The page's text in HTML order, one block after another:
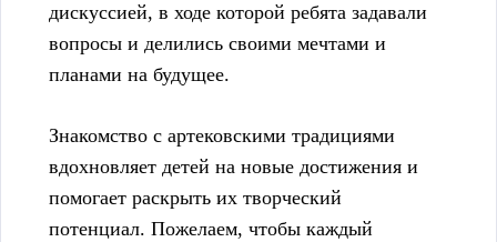
дискуссией, в ходе которой ребята задавали
вопросы и делились своими мечтами и
планами на будущее.
Знакомство с артековскими традициями
вдохновляет детей на новые достижения и
помогает раскрыть их творческий
потенциал. Пожелаем, чтобы каждый